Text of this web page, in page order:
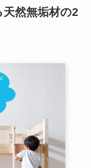
然無垢材の2